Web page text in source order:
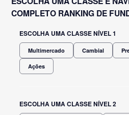
COMPLETO RANKING DE
ESCOLHA UMA CLASSE NÍVEL 1
Multimercado Cambial
Ações
ESCOLHA UMA CLASSE NÍVEL 2